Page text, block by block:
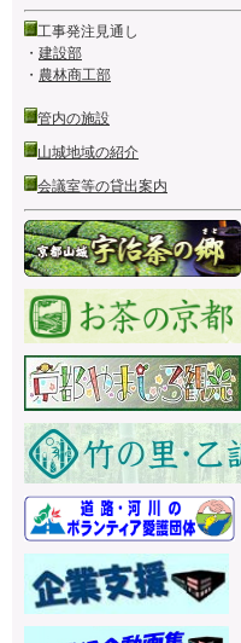
工事発注見通し
・ 建設部
・ 農林商工部
管内の施設
山城地域の紹介
会議室等の貸出案内